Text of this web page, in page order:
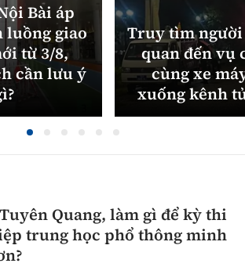
Bài áp
luồng giao
từ 3/8,
cần lưu ý
Truy tìm
quan đến vụ
cùng xe
xuống kênh
Quang, làm gì để kỳ thi
trung học phổ thông minh